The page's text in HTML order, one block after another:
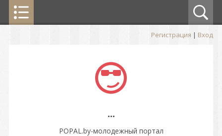
Регистрация | Вход
...
POPAL.by-молодежный портал